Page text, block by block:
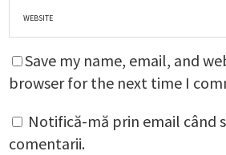
Save my name, email, and
browser for the next time I
Notifică-mă prin email când
comentarii.